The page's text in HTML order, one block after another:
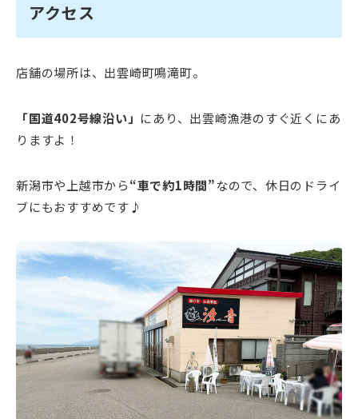
アクセス
店舗の場所は、出雲崎町鳴滝町。
「国道402号線沿い」 にあり、出雲崎漁港のすぐ近くにあ
りますよ！
新潟市や上越市から“車で約1時間”なので、休日のドライ
ブにもおすすめです♪